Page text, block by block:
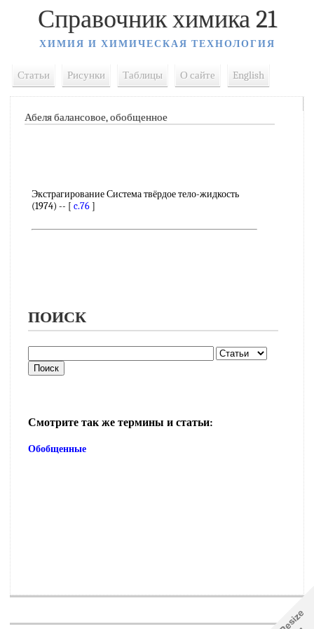
Справочник химика 21
ХИМИЯ И ХИМИЧЕСКАЯ ТЕХНОЛОГИЯ
Статьи Рисунки Таблицы О сайте English
Абеля балансовое, обобщенное
Экстрагирование Система твёрдое тело-жидкость
(1974) -- [ c.76]
ПОИСК
Смотрите так же термины и статьи:
Обобщенные